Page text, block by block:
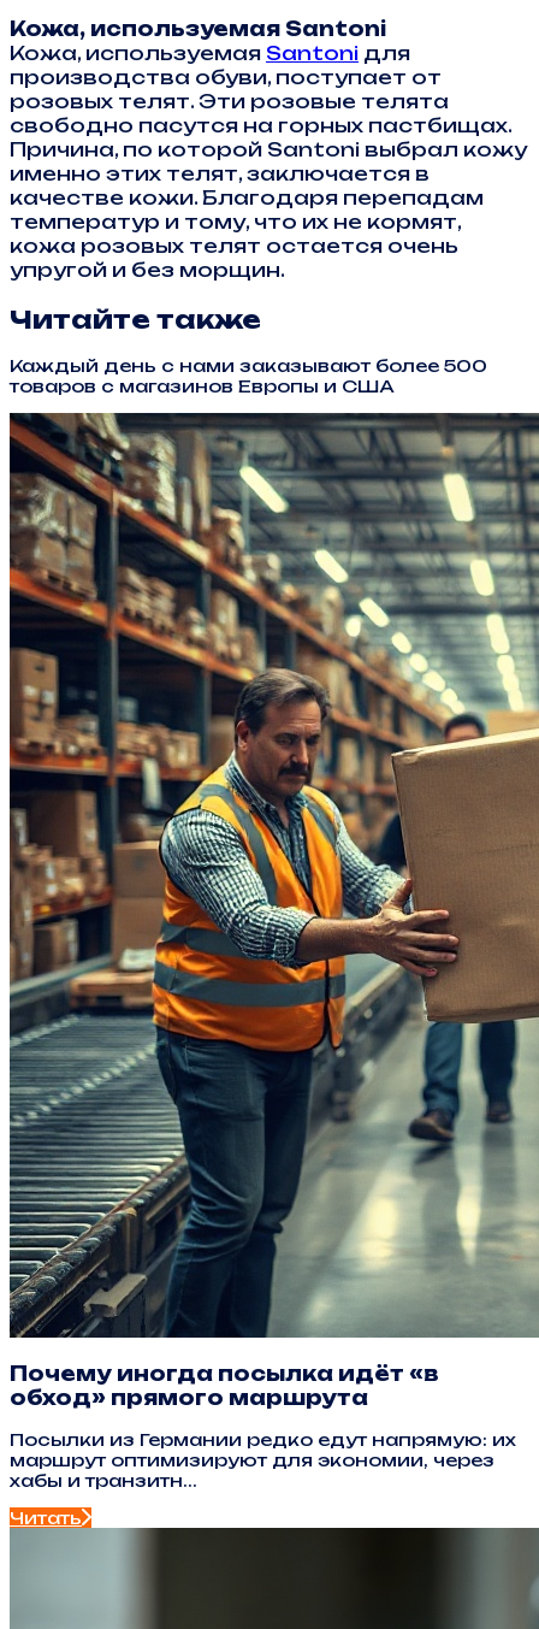
Кожа, используемая Santoni
Кожа, используемая Santoni для
производства обуви, поступает от
розовых телят. Эти розовые телята
свободно пасутся на горных пастбищах.
Причина, по которой Santoni выбрал кожу
именно этих телят, заключается в
качестве кожи. Благодаря перепадам
температур и тому, что их не кормят,
кожа розовых телят остается очень
упругой и без морщин.
Читайте также
Каждый день с нами заказывают более 500
товаров с магазинов Европы и США
Почему иногда посылка идёт «в
обход» прямого маршрута
Посылки из Германии редко едут напрямую: их
маршрут оптимизируют для экономии, через
хабы и транзитн...
Читать